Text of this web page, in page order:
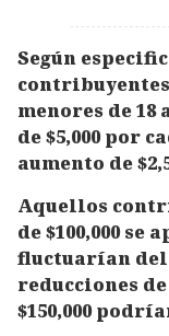
Según
menores de
de $5,000 por
aumento de
Aquellos
de $100,000
fluctuarían del
reducciones
$150,000